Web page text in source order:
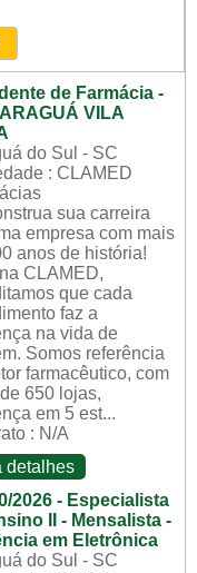
de Farmácia -
VILA
do Sul - SC
: CLAMED
sua carreira
empresa com mais
anos de história!
CLAMED,
que cada
faz a
na vida de
Somos referência
farmacêutico, com
650 lojas,
em 5 est...
: N/A
detalhes
2026 - Especialista
II - Mensalista -
em Eletrônica
do Sul - SC